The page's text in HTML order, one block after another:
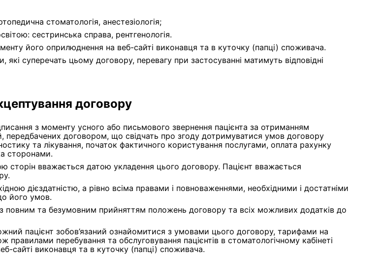
стоматологія, анестезіологія;
сестринська справа, рентгенологія.
його оприлюднення на веб-сайті виконавця та в куточку (папці) споживача.
суперечать цьому договору, перевагу при застосуванні матимуть відповідні
договору
з моменту усного або письмового звернення пацієнта за отриманням
передбачених договором, що свідчать про згоду дотримуватися умов договору
та лікування, початок фактичного користування послугами, оплата рахунку
сторонами.
сторін вважається датою укладення цього договору. Пацієнт вважається
дієздатністю, а рівно всіма правами і повноваженнями, необхідними і достатніми
його умов.
повним та безумовним прийняттям положень договору та всіх можливих додатків до
пацієнт зобов’язаний ознайомитися з умовами цього договору, тарифами на
правилами перебування та обслуговування пацієнтів в стоматологічному кабінеті
сайті виконавця та в куточку (папці) споживача.